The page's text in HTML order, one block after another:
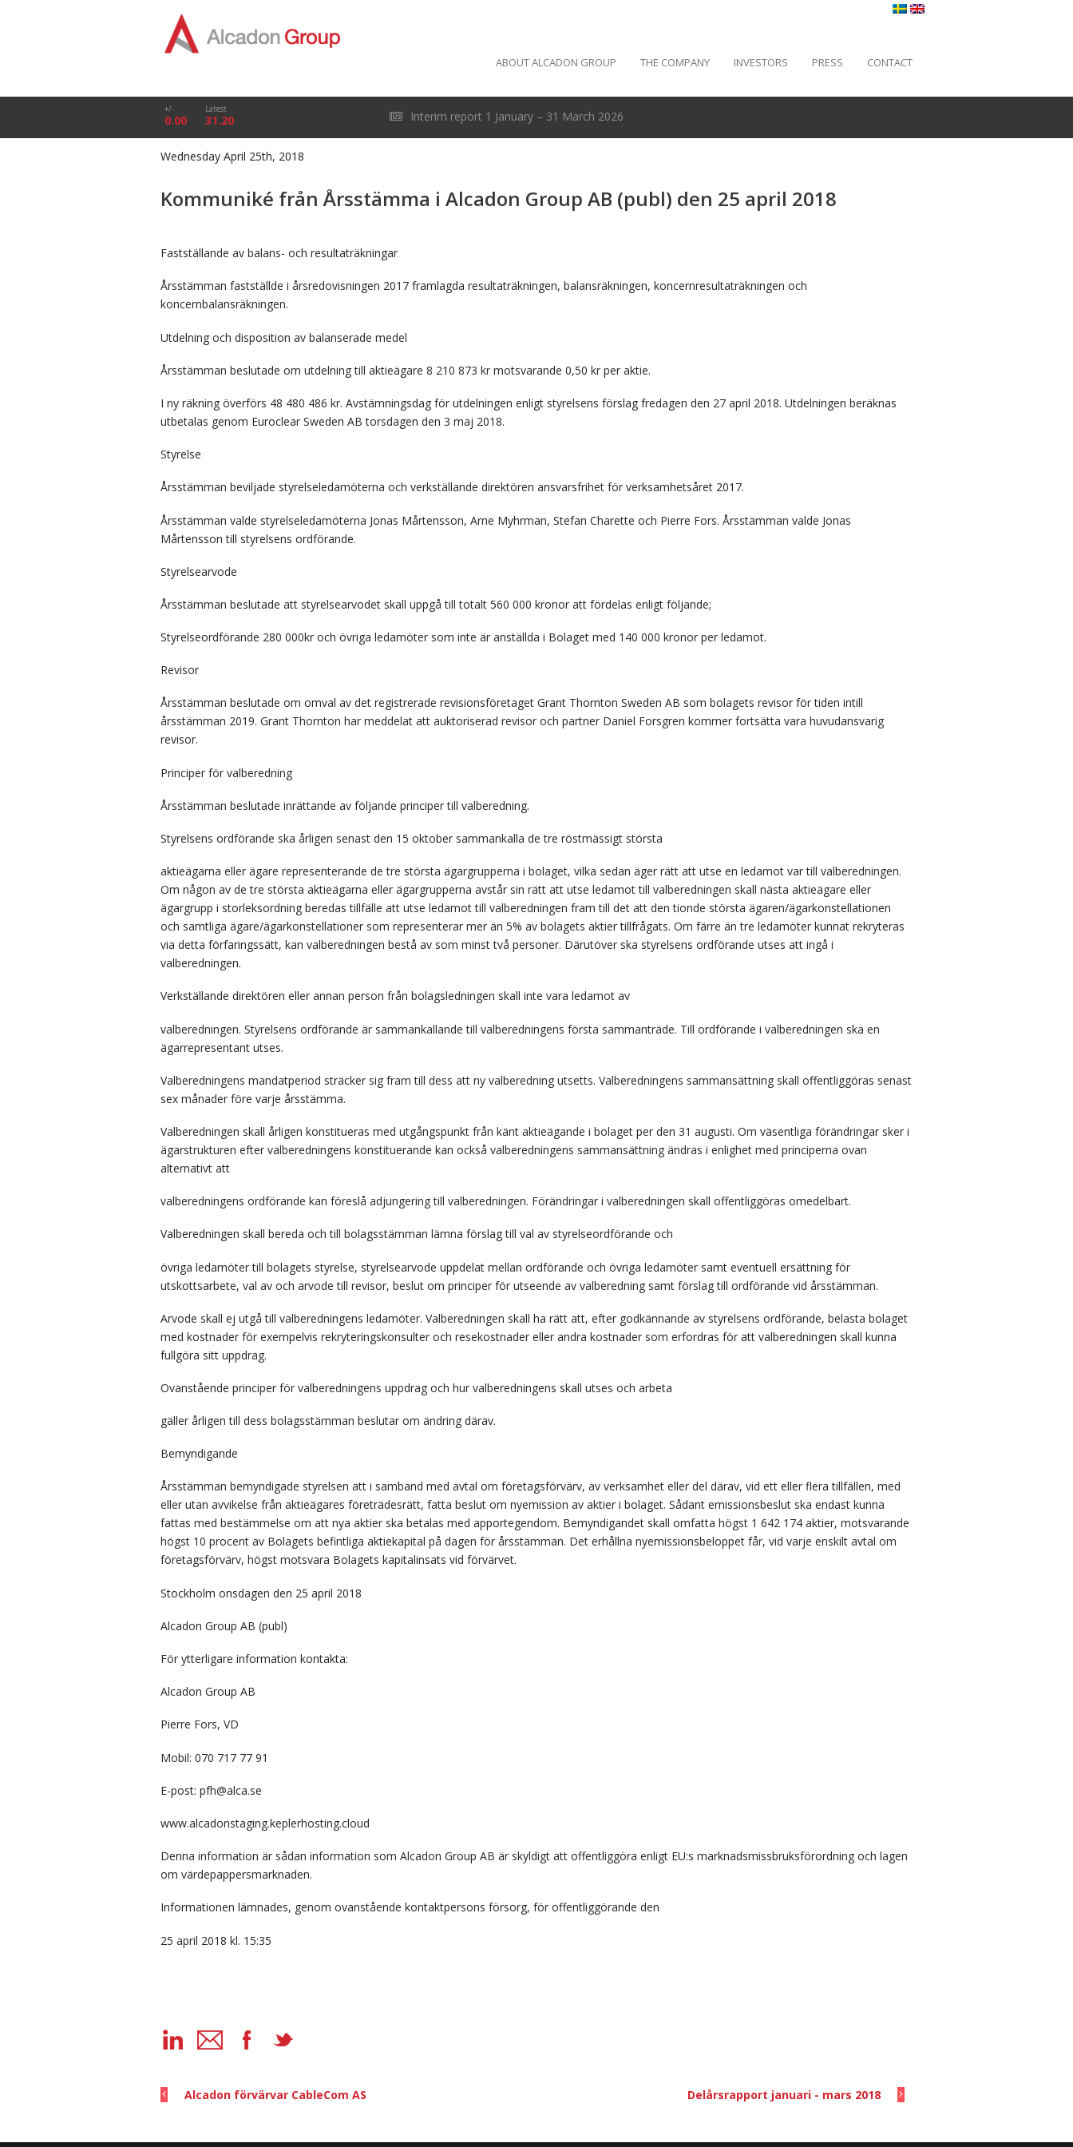
ABOUT ALCADON GROUP THE COMPANY INVESTORS PRESS CONTACT
+/-
0.00
Latest
31.20 Interim report 1 January – 31 March 2026
Wednesday April 25th, 2018
Kommuniké från Årsstämma i Alcadon Group AB (publ) den 25 april 2018
Fastställande av balans- och resultaträkningar
Årsstämman fastställde i årsredovisningen 2017 framlagda resultaträkningen, balansräkningen, koncernresultaträkningen och
koncernbalansräkningen.
Utdelning och disposition av balanserade medel
Årsstämman beslutade om utdelning till aktieägare 8 210 873 kr motsvarande 0,50 kr per aktie.
I ny räkning överförs 48 480 486 kr. Avstämningsdag för utdelningen enligt styrelsens förslag fredagen den 27 april 2018. Utdelningen beräknas
utbetalas genom Euroclear Sweden AB torsdagen den 3 maj 2018.
Styrelse
Årsstämman beviljade styrelseledamöterna och verkställande direktören ansvarsfrihet för verksamhetsåret 2017.
Årsstämman valde styrelseledamöterna Jonas Mårtensson, Arne Myhrman, Stefan Charette och Pierre Fors. Årsstämman valde Jonas
Mårtensson till styrelsens ordförande.
Styrelsearvode
Årsstämman beslutade att styrelsearvodet skall uppgå till totalt 560 000 kronor att fördelas enligt följande;
Styrelseordförande 280 000kr och övriga ledamöter som inte är anställda i Bolaget med 140 000 kronor per ledamot.
Revisor
Årsstämman beslutade om omval av det registrerade revisionsföretaget Grant Thornton Sweden AB som bolagets revisor för tiden intill
årsstämman 2019. Grant Thornton har meddelat att auktoriserad revisor och partner Daniel Forsgren kommer fortsätta vara huvudansvarig
revisor.
Principer för valberedning
Årsstämman beslutade inrättande av följande principer till valberedning.
Styrelsens ordförande ska årligen senast den 15 oktober sammankalla de tre röstmässigt största
aktieägarna eller ägare representerande de tre största ägargrupperna i bolaget, vilka sedan äger rätt att utse en ledamot var till valberedningen.
Om någon av de tre största aktieägarna eller ägargrupperna avstår sin rätt att utse ledamot till valberedningen skall nästa aktieägare eller
ägargrupp i storleksordning beredas tillfälle att utse ledamot till valberedningen fram till det att den tionde största ägaren/ägarkonstellationen
och samtliga ägare/ägarkonstellationer som representerar mer än 5% av bolagets aktier tillfrågats. Om färre än tre ledamöter kunnat rekryteras
via detta förfaringssätt, kan valberedningen bestå av som minst två personer. Därutöver ska styrelsens ordförande utses att ingå i
valberedningen.
Verkställande direktören eller annan person från bolagsledningen skall inte vara ledamot av
valberedningen. Styrelsens ordförande är sammankallande till valberedningens första sammanträde. Till ordförande i valberedningen ska en
ägarrepresentant utses.
Valberedningens mandatperiod sträcker sig fram till dess att ny valberedning utsetts. Valberedningens sammansättning skall offentliggöras senast
sex månader före varje årsstämma.
Valberedningen skall årligen konstitueras med utgångspunkt från känt aktieägande i bolaget per den 31 augusti. Om väsentliga förändringar sker i
ägarstrukturen efter valberedningens konstituerande kan också valberedningens sammansättning ändras i enlighet med principerna ovan
alternativt att
valberedningens ordförande kan föreslå adjungering till valberedningen. Förändringar i valberedningen skall offentliggöras omedelbart.
Valberedningen skall bereda och till bolagsstämman lämna förslag till val av styrelseordförande och
övriga ledamöter till bolagets styrelse, styrelsearvode uppdelat mellan ordförande och övriga ledamöter samt eventuell ersättning för
utskottsarbete, val av och arvode till revisor, beslut om principer för utseende av valberedning samt förslag till ordförande vid årsstämman.
Arvode skall ej utgå till valberedningens ledamöter. Valberedningen skall ha rätt att, efter godkännande av styrelsens ordförande, belasta bolaget
med kostnader för exempelvis rekryteringskonsulter och resekostnader eller andra kostnader som erfordras för att valberedningen skall kunna
fullgöra sitt uppdrag.
Ovanstående principer för valberedningens uppdrag och hur valberedningens skall utses och arbeta
gäller årligen till dess bolagsstämman beslutar om ändring därav.
Bemyndigande
Årsstämman bemyndigade styrelsen att i samband med avtal om företagsförvärv, av verksamhet eller del därav, vid ett eller flera tillfällen, med
eller utan avvikelse från aktieägares företrädesrätt, fatta beslut om nyemission av aktier i bolaget. Sådant emissionsbeslut ska endast kunna
fattas med bestämmelse om att nya aktier ska betalas med apportegendom. Bemyndigandet skall omfatta högst 1 642 174 aktier, motsvarande
högst 10 procent av Bolagets befintliga aktiekapital på dagen för årsstämman. Det erhållna nyemissionsbeloppet får, vid varje enskilt avtal om
företagsförvärv, högst motsvara Bolagets kapitalinsats vid förvärvet.
Stockholm onsdagen den 25 april 2018
Alcadon Group AB (publ)
För ytterligare information kontakta:
Alcadon Group AB
Pierre Fors, VD
Mobil: 070 717 77 91
E-post: pfh@alca.se
www.alcadonstaging.keplerhosting.cloud
Denna information är sådan information som Alcadon Group AB är skyldigt att offentliggöra enligt EU:s marknadsmissbruksförordning och lagen
om värdepappersmarknaden.
Informationen lämnades, genom ovanstående kontaktpersons försorg, för offentliggörande den
25 april 2018 kl. 15:35
Alcadon förvärvar CableCom AS Delårsrapport januari - mars 2018